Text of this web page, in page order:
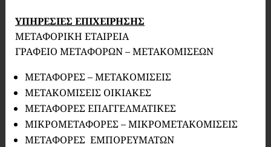
ΥΠΗΡΕΣΙΕΣ ΕΠΙΧΕΙΡΗΣΗΣ
ΜΕΤΑΦΟΡΙΚΗ ΕΤΑΙΡΕΙΑ
ΓΡΑΦΕΙΟ ΜΕΤΑΦΟΡΩΝ – ΜΕΤΑΚΟΜΙΣΕΩΝ
ΜΕΤΑΦΟΡΕΣ – ΜΕΤΑΚΟΜΙΣΕΙΣ
ΜΕΤΑΚΟΜΙΣΕΙΣ ΟΙΚΙΑΚΕΣ
ΜΕΤΑΦΟΡΕΣ ΕΠΑΓΓΕΛΜΑΤΙΚΕΣ
ΜΙΚΡΟΜΕΤΑΦΟΡΕΣ – ΜΙΚΡΟΜΕΤΑΚΟΜΙΣΕΙΣ
ΜΕΤΑΦΟΡΕΣ ΕΜΠΟΡΕΥΜΑΤΩΝ